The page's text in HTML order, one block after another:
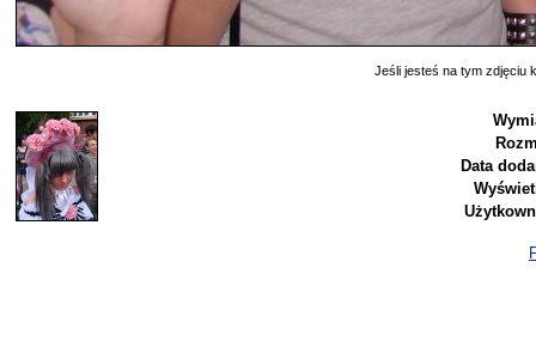
Jeśli jesteś na tym zdjęciu
Data